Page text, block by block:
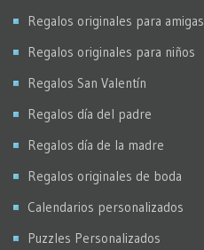
Regalos originales para amigas
Regalos originales para niños
Regalos San Valentín
Regalos día del padre
Regalos día de la madre
Regalos originales de boda
Calendarios personalizados
Puzzles Personalizados